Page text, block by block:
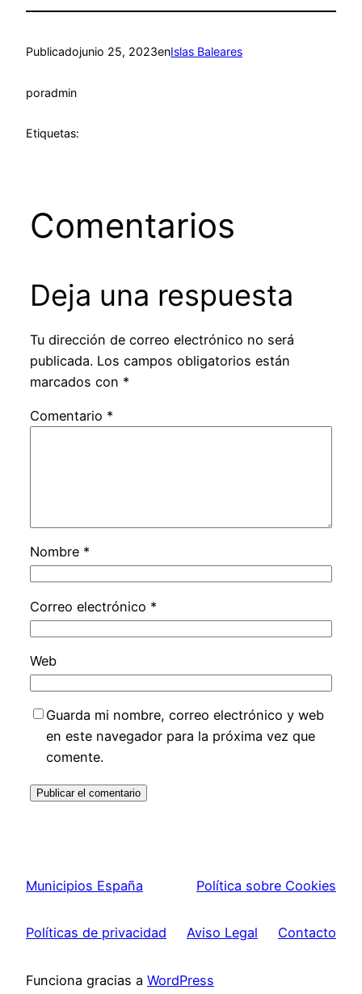
Publicadojunio 25, 2023enIslas Baleares
poradmin
Etiquetas:
Comentarios
Deja una respuesta
Tu dirección de correo electrónico no será
publicada. Los campos obligatorios están
marcados con *
Comentario *
Nombre *
Correo electrónico *
Web
Guarda mi nombre, correo electrónico y web
en este navegador para la próxima vez que
comente.
Municipios España Política sobre Cookies
Políticas de privacidad Aviso Legal Contacto
Funciona gracias a WordPress